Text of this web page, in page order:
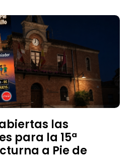
las
para la 15ª
a Pie de